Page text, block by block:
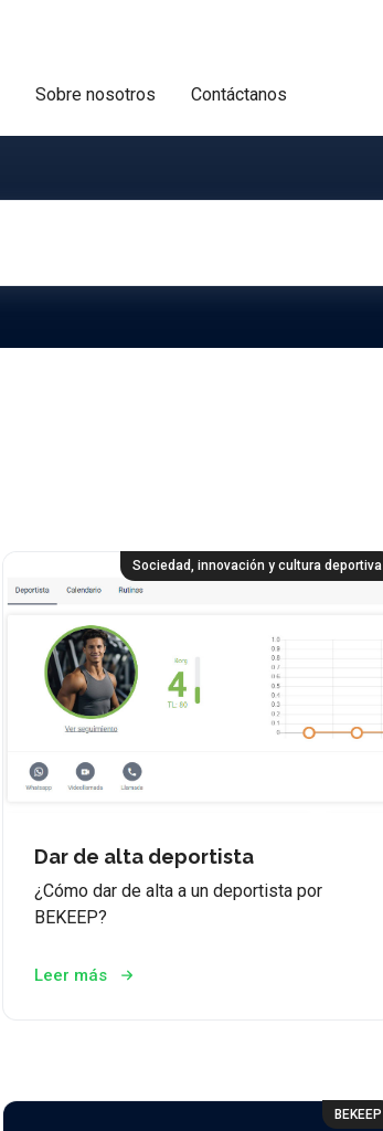
Sobre nosotros Contáctanos
Sociedad, innovación y cultura deportiva
Dar de alta deportista
¿Cómo dar de alta a un deportista por
BEKEEP?
Leer más
BEKEEP